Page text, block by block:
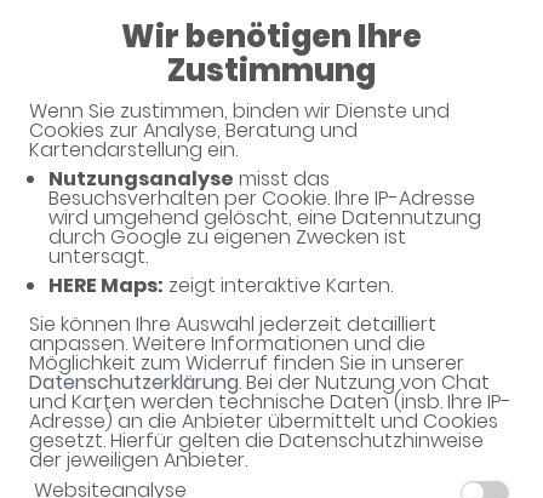
Wir benötigen Ihre
Zustimmung
Wenn Sie zustimmen, binden wir Dienste und
Cookies zur Analyse, Beratung und
Kartendarstellung ein.
Nutzungsanalyse misst das
Besuchsverhalten per Cookie. Ihre IP-Adresse
wird umgehend gelöscht, eine Datennutzung
durch Google zu eigenen Zwecken ist
untersagt.
HERE Maps: zeigt interaktive Karten.
Sie können Ihre Auswahl jederzeit detailliert
anpassen. Weitere Informationen und die
Möglichkeit zum Widerruf finden Sie in unserer
Datenschutzerklärung. Bei der Nutzung von Chat
und Karten werden technische Daten (insb. Ihre IP-
Adresse) an die Anbieter übermittelt und Cookies
gesetzt. Hierfür gelten die Datenschutzhinweise
der jeweiligen Anbieter.
Websiteanalyse
Geschlossen
Mozart-Apotheke OHG
Unverbindliche Arzneimittel-
Reservierung
Mozart-Apotheke OHG
Boxgraben 31, 52064 Aachen
Eine Bearbeitung und Abholung der unverbindlichen
Arzneimittel-Reservierung ist nur während der
Öffnungszeiten möglich.